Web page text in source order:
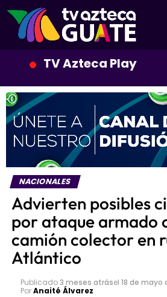
TV Azteca Play
NACIONALES
Advierten posibles
por ataque armado
camión colector en
Atlántico
Publicado3 meses atrásel 18 de mayo
PorAnaité Álvarez